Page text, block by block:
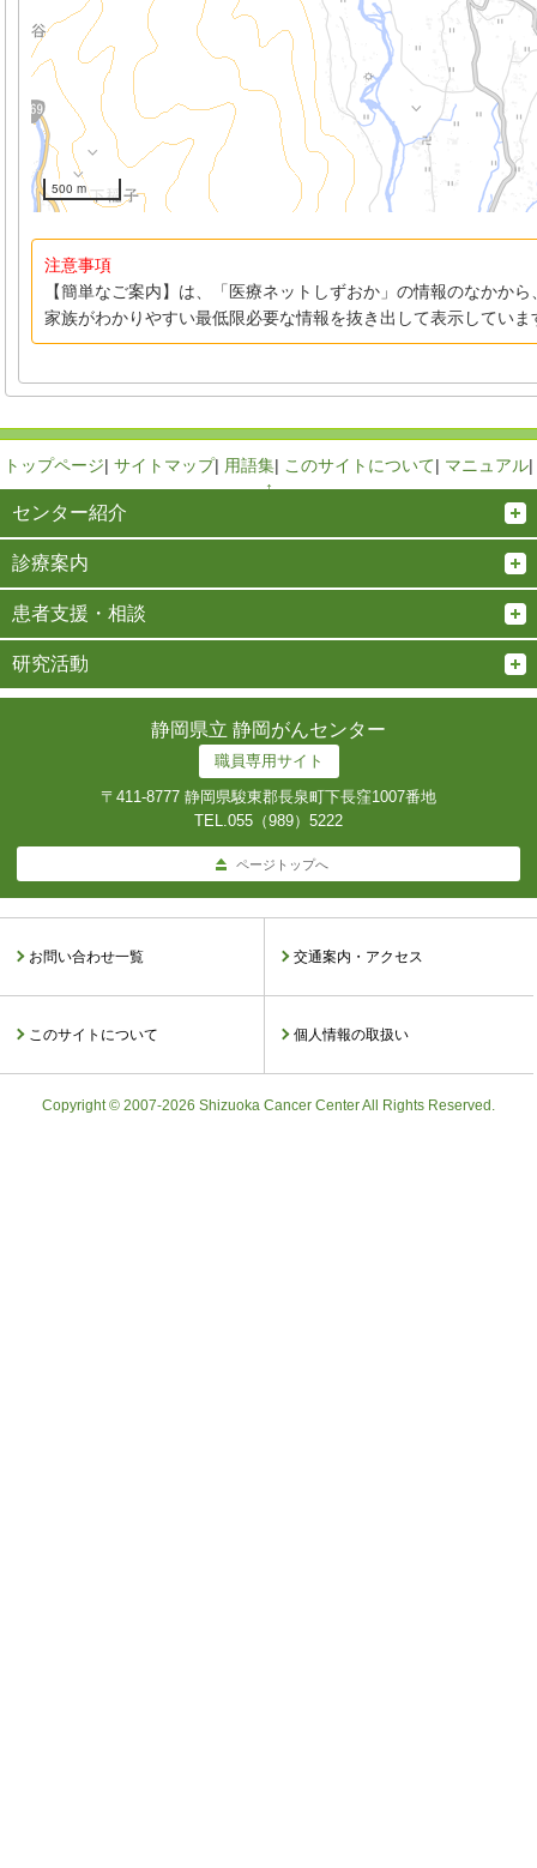
500 m
注意事項
【簡単なご案内】は、「医療ネットしずおか」の情報のなかか
家族がわかりやすい最低限必要な情報を抜き出して表示していま
トップページ| サイトマップ| 用語集| このサイトについて| マニュアル|
↑
センター紹介
診療案内
患者支援・相談
研究活動
静岡県立 静岡がんセンター
職員専用サイト
〒411-8777 静岡県駿東郡長泉町下長窪1007番地
TEL.055（989）5222
ページトップへ
お問い合わせ一覧 交通案内・アクセス
このサイトについて 個人情報の取扱い
Copyright © 2007-2026 Shizuoka Cancer Center All Rights Reserved.